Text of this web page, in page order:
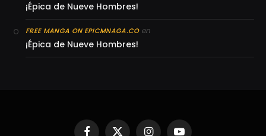
¡Épica de Nueve Hombres!
FREE MANGA ON EPICMNAGA.COen
¡Épica de Nueve Hombres!